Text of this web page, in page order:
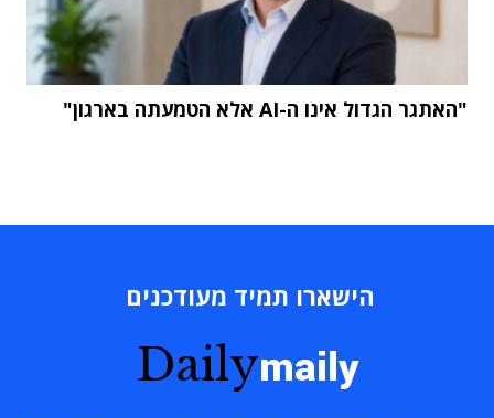
"האתגר הגדול אינו ה-AI אלא הטמעתה בארגון"
הישארו תמיד מעודכנים
Dailymaily